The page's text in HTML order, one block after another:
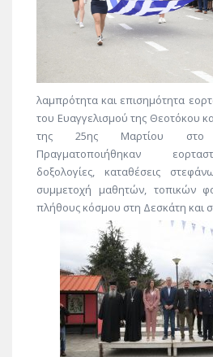
λαμπρότητα και επισημότητα
του Ευαγγελισμού της Θεοτόκου
της 25ης Μαρτίου στο
Πραγματοποιήθηκαν
δοξολογίες, καταθέσεις
συμμετοχή μαθητών, τοπικών
πλήθους κόσμου στη Δεσκάτη και